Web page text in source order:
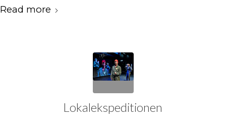
Read more
Lokalekspeditionen